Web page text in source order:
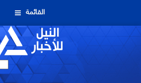
القائمة